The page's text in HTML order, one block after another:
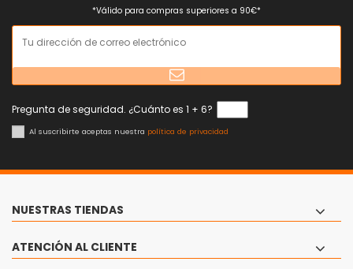
*Válido para compras superiores a 90€*
Pregunta de seguridad. ¿Cuánto es 1 + 6?
Al suscribirte aceptas nuestra política de privacidad
NUESTRAS TIENDAS
ATENCIÓN AL CLIENTE